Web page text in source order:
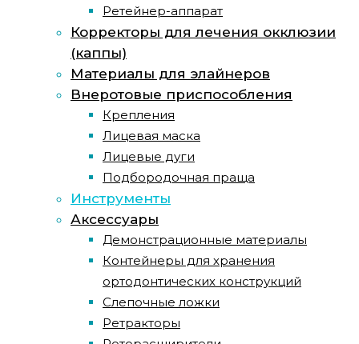
Ретейнер-аппарат
Корректоры для лечения окклюзии
(каппы)
Материалы для элайнеров
Внеротовые приспособления
Крепления
Лицевая маска
Лицевые дуги
Подбородочная праща
Инструменты
Аксессуары
Демонстрационные материалы
Контейнеры для хранения
ортодонтических конструкций
Слепочные ложки
Ретракторы